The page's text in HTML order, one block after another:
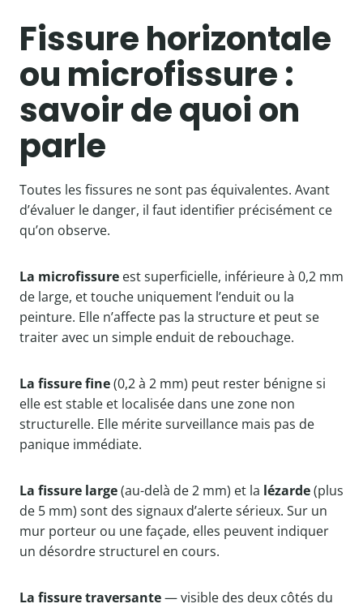
Fissure horizontale
ou microfissure :
savoir de quoi on
parle
Toutes les fissures ne sont pas équivalentes. Avant
d’évaluer le danger, il faut identifier précisément ce
qu’on observe.
La microfissure est superficielle, inférieure à 0,2 mm
de large, et touche uniquement l’enduit ou la
peinture. Elle n’affecte pas la structure et peut se
traiter avec un simple enduit de rebouchage.
La fissure fine(0,2 à 2 mm) peut rester bénigne si
elle est stable et localisée dans une zone non
structurelle. Elle mérite surveillance mais pas de
panique immédiate.
La fissure large(au-delà de 2 mm) et la lézarde(plus
de 5 mm) sont des signaux d’alerte sérieux. Sur un
mur porteur ou une façade, elles peuvent indiquer
un désordre structurel en cours.
La fissure traversante— visible des deux côtés du